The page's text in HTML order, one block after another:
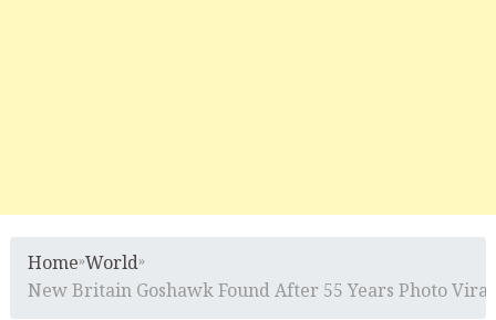
Home»World»
New Britain Goshawk Found After 55 Years Photo Viral